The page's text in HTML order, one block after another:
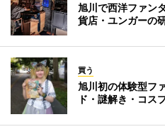
旭川で西洋ファン
貨店・ユンガーの
買う
旭川初の体験型フ
ド・謎解き・コス